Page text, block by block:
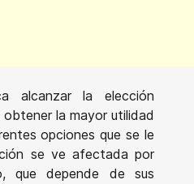
alcanzar la elección
la mayor utilidad
opciones que se le
se ve afectada por
que depende de sus